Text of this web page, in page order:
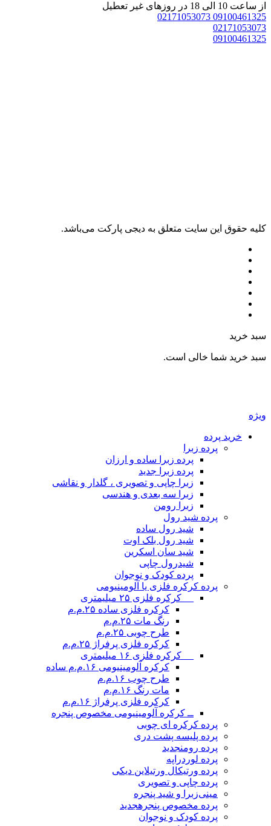
از ساعت 10 الی 18 در روزهای غیر تعطیل
09100461325
02171053073
02171053073
09100461325
کليه حقوق اين سايت متعلق به دیجی پارکت می‌باشد.
سبد خرید
سبد خرید شما خالی است.
ویژه
خرید پرده
پرده زبرا
پرده زبرا ساده و ارزان
پرده زبرا جدید
زبرا چاپی و تصویری ، گلدار و نقاشی
زبرا سه بعدی و هندسی
زبرا رومن
پرده شید رول
شید رول ساده
شید رول بلک اوت
شید سان اسکرین
شیدرول چاپی
پرده کودک و نوجوان
پرده کرکره فلزی یا آلومینیومی
__ کرکره فلزی ۲۵ میلیمتری
کرکره فلزی ساده ۲۵.م.م
رنگ مات ۲۵.م.م
طرح چوبی ۲۵.م.م
کرکره فلزی پرفراژ ۲۵.م.م
__ کرکره فلزی ۱۶ میلیمتری
کرکره آلومینیومی ۱۶.م.م ساده
طرح چوب ۱۶.م.م
مات رنگ ۱۶.م.م
کرکره فلزی پرفراژ ۱۶.م.م
ــ کرکره آلومینیومی مخصوص پنجره
پرده کرکره ای چوبی
پرده پلیسه پشت دری
پرده رومنجدید
پرده لوردراپه
پرده ورتیکال ورتیلاین دیکی
پرده چاپی و تصویری
مینی‌زبرا و شید پنجره
پرده مخصوص پنجرهجدید
پرده کودک و نوجوان